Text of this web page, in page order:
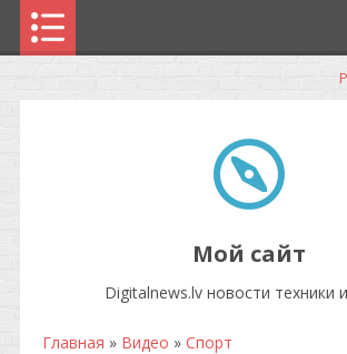
Мой сайт
Digitalnews.lv новости техники
Главная » Видео » Спорт